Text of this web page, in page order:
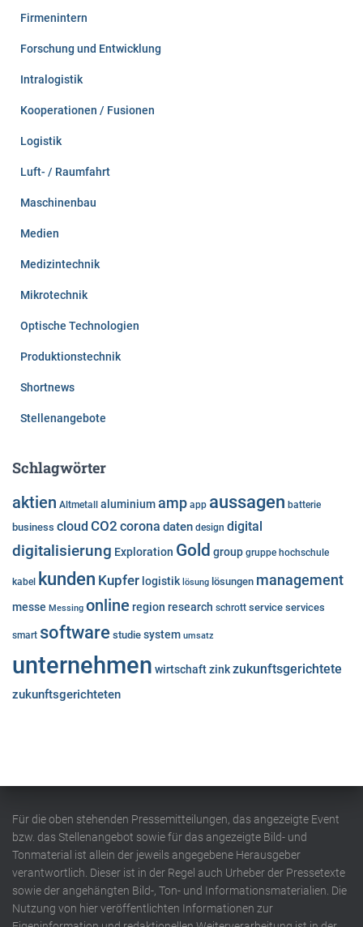
Firmenintern
Forschung und Entwicklung
Intralogistik
Kooperationen / Fusionen
Logistik
Luft- / Raumfahrt
Maschinenbau
Medien
Medizintechnik
Mikrotechnik
Optische Technologien
Produktionstechnik
Shortnews
Stellenangebote
Schlagwörter
aktien Altmetall aluminiumamp app aussagen batterie
business cloud CO2 corona daten design digital
digitalisierung Exploration Gold group gruppe hochschule
kabel kunden Kupfer logistik lösung lösungen management
messe Messing online region research schrott service services
smart software studie system umsatz
unternehmen wirtschaftzinkzukunftsgerichtete
zukunftsgerichteten
Für die oben stehenden Pressemitteilungen, das angezeigte Event
bzw. das Stellenangebot sowie für das angezeigte Bild- und
Tonmaterial ist allein der jeweils angegebene Herausgeber
verantwortlich. Dieser ist in der Regel auch Urheber der Pressetexte
sowie der angehängten Bild-, Ton- und Informationsmaterialien. Die
Nutzung von hier veröffentlichten Informationen zur